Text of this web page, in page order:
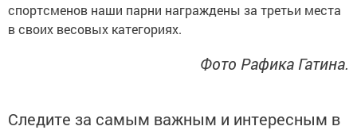
спортсменов наши парни награждены за третьи места
в своих весовых категориях.
Фото Рафика Гатина.
Следите за самым важным и интересным в